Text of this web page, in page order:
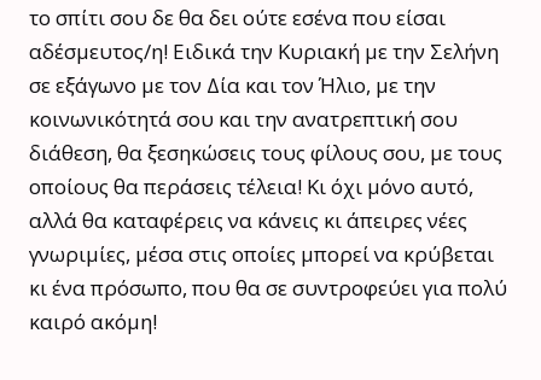
το σπίτι σου δε θα δει ούτε εσένα που είσαι
αδέσμευτος/η! Ειδικά την Κυριακή με την Σελήνη
σε εξάγωνο με τον Δία και τον Ήλιο, με την
κοινωνικότητά σου και την ανατρεπτική σου
διάθεση, θα ξεσηκώσεις τους φίλους σου, με τους
οποίους θα περάσεις τέλεια! Κι όχι μόνο αυτό,
αλλά θα καταφέρεις να κάνεις κι άπειρες νέες
γνωριμίες, μέσα στις οποίες μπορεί να κρύβεται
κι ένα πρόσωπο, που θα σε συντροφεύει για πολύ
καιρό ακόμη!